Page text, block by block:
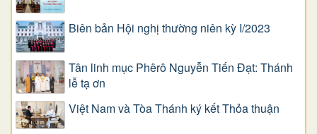
Biên bản Hội nghị thường niên kỳ I/2023
Tân linh mục Phêrô Nguyễn Tiến Đạt: Thánh
lễ tạ ơn
Việt Nam và Tòa Thánh ký kết Thỏa thuận